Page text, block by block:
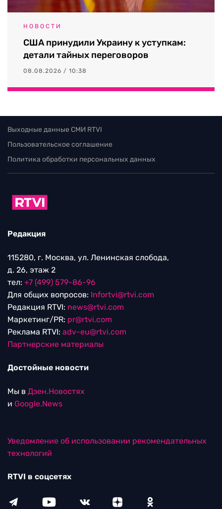
НОВОСТИ
США принудили Украину к уступкам:
детали тайных переговоров
08.08.2026 / 10:38
Выходные данные СМИ RTVI
Пользовательское соглашение
Политика обработки персональных данных
Редакция
115280, г. Москва, ул. Ленинская слобода,
д. 26, этаж 2
тел: +7 (499) 579-86-96
Для общих вопросов: Infortvi@rtvi.com
Редакция RTVI: news@rtvi.com
Маркетинг/PR: pr@rtvi.com
Реклама RTVI: adv-eu@rtvi.com
Партнерские материалы
Достойные новости
Мы в Дзен.Новостях
и Google.News
Уведомление об использовании рекомендательных
технологий
RTVI в соцсетях